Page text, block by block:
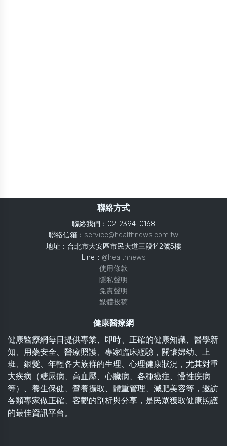
聯絡方式
聯絡我們：02-2394-0168
聯絡信箱： service@healthnews.com.tw
地址：台北市大安區市民大道三段142號5樓
Line： @healthnews
使用條款
隱私聲明
免責聲明
媒體投稿
健康醫療網
健康醫療網每日提供專業、即時、正確的健康知識、醫學新
知、用藥安全、醫療照護、專家臨床經驗，關懷婦幼、上
班、銀髮、年輕各大族群的生理、心理健康狀況，尤其對重
大疾病（糖尿病、高血壓、心臟病、各種癌症、慢性疾病
等）、養生保健、營養攝取、體重管理、減肥美容等，邀訪
各類專家做正確、客觀的剖析與分享，是民眾獲取健康照護
的最佳資訊平台。